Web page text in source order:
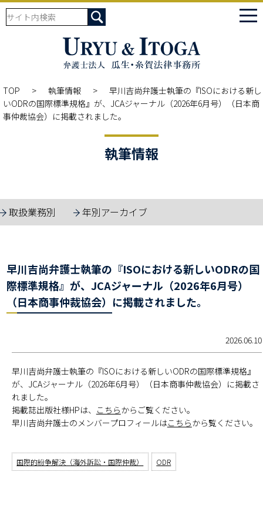
TOP 執筆情報
早川吉尚弁護士執筆の『ISOにおける新し
いODRの国際標準規格』が、JCAジャーナル（2026年6月号）（日本商
事仲裁協会）に掲載されました。
執筆情報
取扱業務別 年別アーカイブ
早川吉尚弁護士執筆の『ISOにおける新しいODRの国
際標準規格』が、JCAジャーナル（2026年6月号）
（日本商事仲裁協会）に掲載されました。
2026.06.10
早川吉尚弁護士執筆の『ISOにおける新しいODRの国際標準規格』
が、JCAジャーナル（2026年6月号）（日本商事仲裁協会）に掲載さ
れました。
掲載誌出版社様HPは、 こちらからご覧ください。
早川吉尚弁護士のメンバープロフィールはこちらから覧ください。
国際的紛争解決（海外訴訟・国際仲裁） ODR